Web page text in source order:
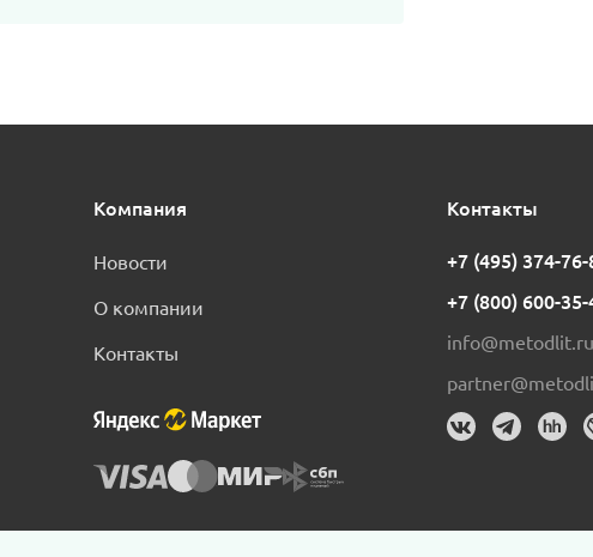
Компания
Новости
О компании
Контакты
Контакты
+7 (495) 374-
+7 (800) 600-
info@metodlit.ru